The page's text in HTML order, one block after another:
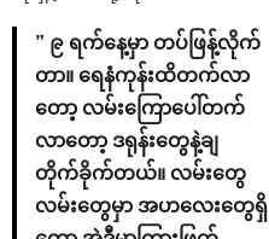
” ၉ ရက်နေ့မှာ တပ်ဖြန့်လိုက်
တာ။ ရေနံကုန်းထိတက်လာ
တော့ လမ်းကြောပေါ်တက်
လာတော့ ဒရုန်းတွေနဲ့ချ
တိုက်ခိုက်တယ်။ လမ်းတွေ
လမ်းတွေမှာ အဟလေးတွေရှိ